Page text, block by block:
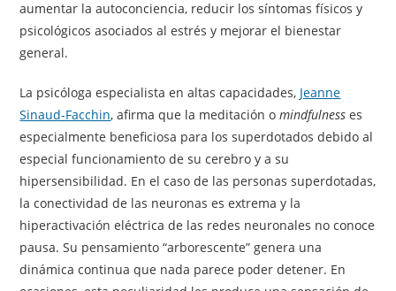
aumentar la autoconciencia, reducir los síntomas físicos y
psicológicos asociados al estrés y mejorar el bienestar
general.
La psicóloga especialista en altas capacidades, Jeanne
Sinaud-Facchin, afirma que la meditación omindfulness es
especialmente beneficiosa para los superdotados debido al
especial funcionamiento de su cerebro y a su
hipersensibilidad. En el caso de las personas superdotadas,
la conectividad de las neuronas es extrema y la
hiperactivación eléctrica de las redes neuronales no conoce
pausa. Su pensamiento “arborescente” genera una
dinámica continua que nada parece poder detener. En